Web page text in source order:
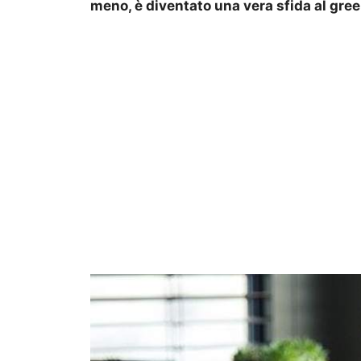
meno, è diventato una vera sfida al